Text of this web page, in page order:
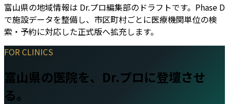
富山県の地域情報は Dr.プロ編集部のドラフトです。Phase D
で施設データを整備し、市区町村ごとに医療機関単位の検
索・予約に対応した正式版へ拡充します。
FOR CLINICS
富山県の医院を、Dr.プロに登壇させ
る。